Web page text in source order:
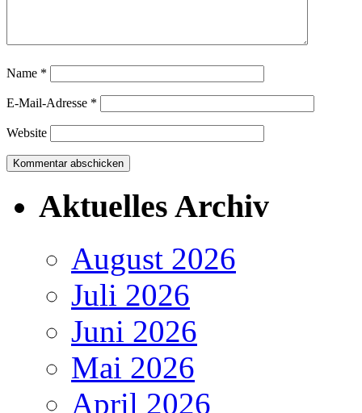
Name *
E-Mail-Adresse *
Website
Aktuelles Archiv
August 2026
Juli 2026
Juni 2026
Mai 2026
April 2026